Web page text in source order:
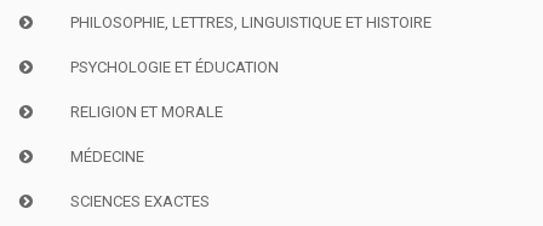
PHILOSOPHIE, LETTRES, LINGUISTIQUE ET HISTOIRE
PSYCHOLOGIE ET ÉDUCATION
RELIGION ET MORALE
MÉDECINE
SCIENCES EXACTES